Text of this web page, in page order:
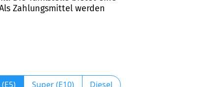
Zahlungsmittel werden
Super (E10) Diesel